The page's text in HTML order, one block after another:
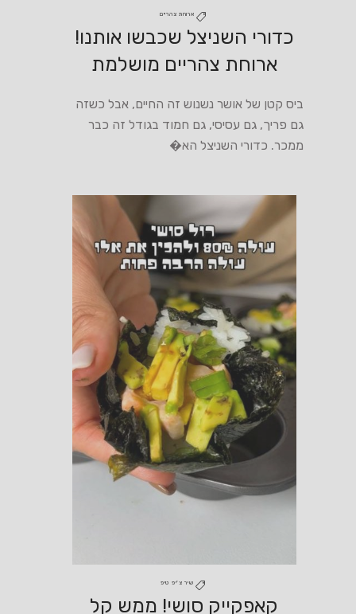
ארוחת צהריים
כדורי השניצל שכבשו אותנו!
ארוחת צהריים מושלמת
ביס קטן של אושר נשנוש זה החיים, אבל כשזה
גם פריך, גם עסיסי, גם חמוד בגודל זה כבר
ממכר. כדורי השניצל הא�
שיר צ'יפ טיפ
קאפקייק סושי! ממש קל